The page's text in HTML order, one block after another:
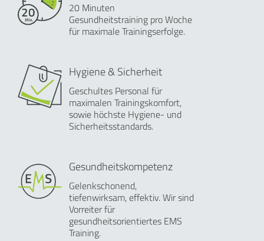
20 Minuten
Gesundheitstraining pro Woche
für maximale Trainingserfolge.
Hygiene & Sicherheit
Geschultes Personal für
maximalen Trainingskomfort,
sowie höchste Hygiene- und
Sicherheitsstandards.
Gesundheitskompetenz
Gelenkschonend,
tiefenwirksam, effektiv. Wir sind
Vorreiter für
gesundheitsorientiertes EMS
Training.